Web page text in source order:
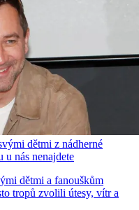
dětmi z nádherné
nás nenajdete
dětmi a fanouškům
tropů zvolili útesy, vítr a